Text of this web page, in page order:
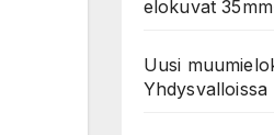
elokuvat
Uusi
Yhdysvalloissa